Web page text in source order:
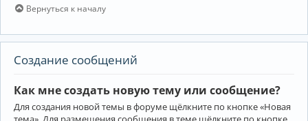
Вернуться к началу
Создание сообщений
Как мне создать новую тему или сообщение?
Для создания новой темы в форуме щёлкните по кнопке «Новая